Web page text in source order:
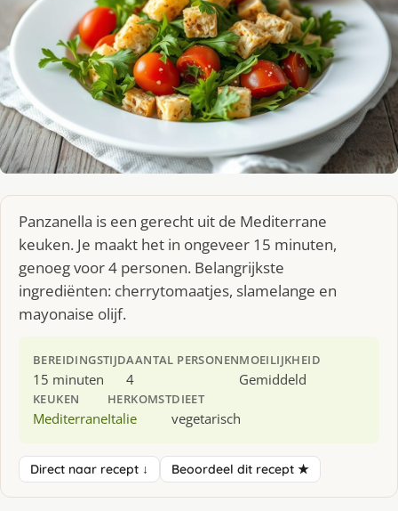
Panzanella is een gerecht uit de Mediterrane
keuken. Je maakt het in ongeveer 15 minuten,
genoeg voor 4 personen. Belangrijkste
ingrediënten: cherrytomaatjes, slamelange en
mayonaise olijf.
BEREIDINGSTIJD
15 minuten
AANTAL PERSONEN
4
MOEILIJKHEID
Gemiddeld
KEUKEN
Mediterrane
HERKOMST
Italie
DIEET
vegetarisch
Direct naar recept ↓ Beoordeel dit recept ★